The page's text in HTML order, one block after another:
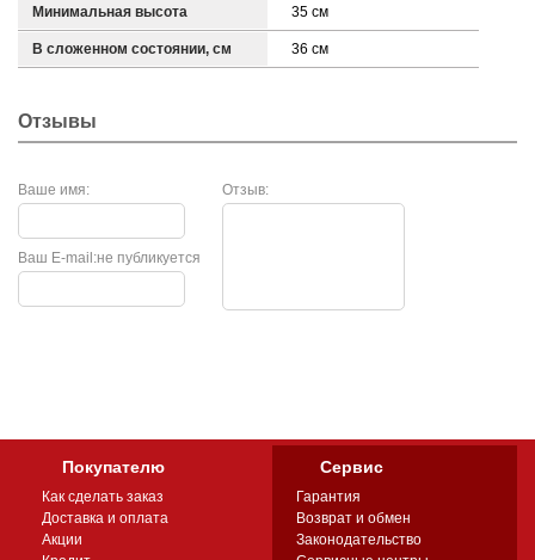
Минимальная высота 35 см
В сложенном состоянии, см 36 см
Отзывы
Ваше имя: Отзыв:
не публикуется
Ваш E-mail:
Покупателю
Как сделать заказ
Доставка и оплата
Акции
Сервис
Гарантия
Возврат и обмен
Законодательство